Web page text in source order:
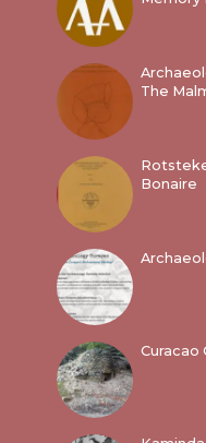
The
Bonaire
Curacao